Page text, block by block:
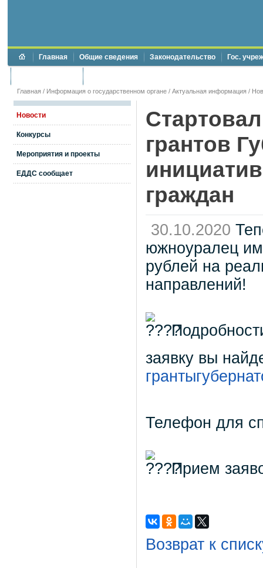
Главная Общие сведения Законодательство Гос.
Главная / Информация о государственном органе / Актуальная информация /
Новости
Конкурсы
Мероприятия и проекты
ЕДДС сообщает
грантов
граждан
30.10.2020
южноуралец
рублей на
направлений!
заявку вы
Телефон для
Прием
Возврат к